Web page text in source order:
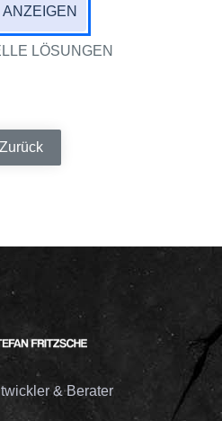
LÖSUNGEN
Zurück
& Berater